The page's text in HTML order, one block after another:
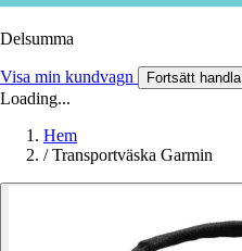
Delsumma
Visa min kundvagn Fortsätt handla
Loading...
Hem
/ Transportväska Garmin